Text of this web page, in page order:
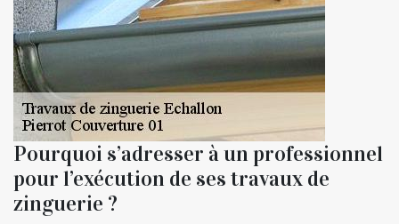
Pourquoi s’adresser à un professionnel
pour l’exécution de ses travaux de
zinguerie ?